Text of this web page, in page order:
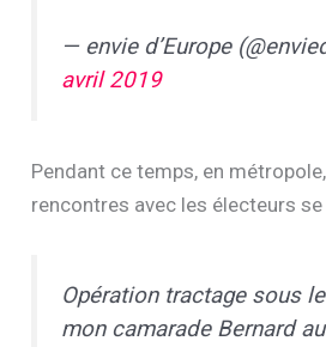
— envie d’Europe
avril 2019
Pendant ce temps, en
rencontres avec les électeurs
Opération tractage sous
mon camarade Bernard